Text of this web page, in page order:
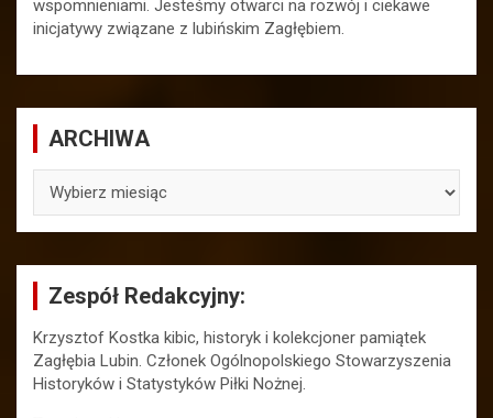
wspomnieniami. Jesteśmy otwarci na rozwój i ciekawe
inicjatywy związane z lubińskim Zagłębiem.
ARCHIWA
Zespół Redakcyjny:
Krzysztof Kostka kibic, historyk i kolekcjoner pamiątek
Zagłębia Lubin. Członek Ogólnopolskiego Stowarzyszenia
Historyków i Statystyków Piłki Nożnej.